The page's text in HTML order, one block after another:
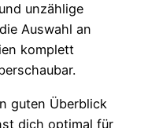
unzählige
Auswahl an
komplett
guten Überblick
dich optimal für